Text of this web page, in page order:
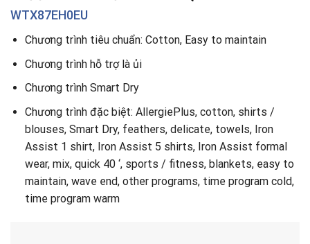
WTX87EH0EU
Chương trình tiêu chuẩn: Cotton, Easy to maintain
Chương trình hỗ trợ là ủi
Chương trình Smart Dry
Chương trình đặc biệt: AllergiePlus, cotton, shirts /
blouses, Smart Dry, feathers, delicate, towels, Iron
Assist 1 shirt, Iron Assist 5 shirts, Iron Assist formal
wear, mix, quick 40 ‘, sports / fitness, blankets, easy to
maintain, wave end, other programs, time program cold,
time program warm